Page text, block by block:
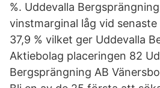
%. Uddevalla
vinstmarginal låg vid
37,9 % vilket ger Uddevalla
Aktiebolag placeringen 82
Bergsprängning AB